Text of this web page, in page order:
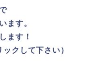
ます。
ます！
クして下さい）